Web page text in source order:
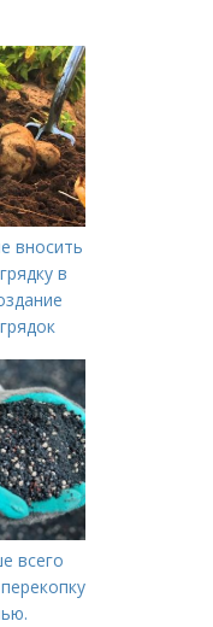
вносить
в
всего